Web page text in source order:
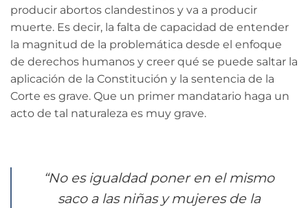
producir abortos clandestinos y va a producir
muerte. Es decir, la falta de capacidad de entender
la magnitud de la problemática desde el enfoque
de derechos humanos y creer qué se puede saltar la
aplicación de la Constitución y la sentencia de la
Corte es grave. Que un primer mandatario haga un
acto de tal naturaleza es muy grave.
“No es igualdad poner en el mismo
saco a las niñas y mujeres de la